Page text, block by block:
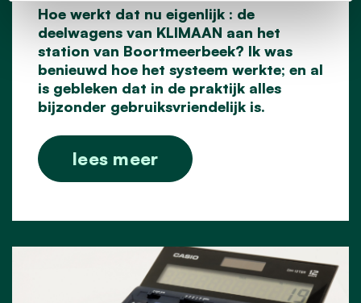
Hoe werkt dat nu eigenlijk : de
deelwagens van KLIMAAN aan het
station van Boortmeerbeek? Ik was
benieuwd hoe het systeem werkte; en al
is gebleken dat in de praktijk alles
bijzonder gebruiksvriendelijk is.
lees meer